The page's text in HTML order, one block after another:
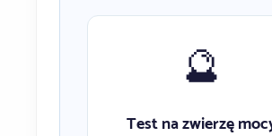
🔮
Test na zwierzę